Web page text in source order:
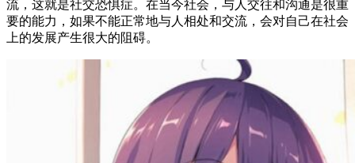
流，这就是社交恐惧症。在当今社会，与人交往和沟通是很重
要的能力，如果不能正常地与人相处和交流，会对自己在社会
上的发展产生很大的阻碍。